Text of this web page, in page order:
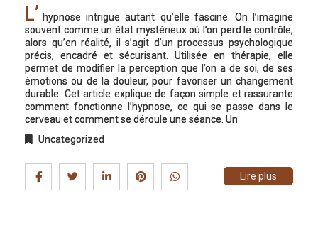
L’ hypnose intrigue autant qu’elle fascine. On l’imagine
souvent comme un état mystérieux où l’on perd le contrôle,
alors qu’en réalité, il s’agit d’un processus psychologique
précis, encadré et sécurisant. Utilisée en thérapie, elle
permet de modifier la perception que l’on a de soi, de ses
émotions ou de la douleur, pour favoriser un changement
durable. Cet article explique de façon simple et rassurante
comment fonctionne l’hypnose, ce qui se passe dans le
cerveau et comment se déroule une séance. Un
Uncategorized
Lire plus